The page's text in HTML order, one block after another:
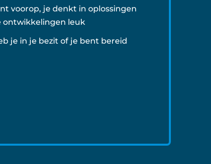
voorop, je denkt in oplossingen
ontwikkelingen leuk
je in je bezit of je bent bereid